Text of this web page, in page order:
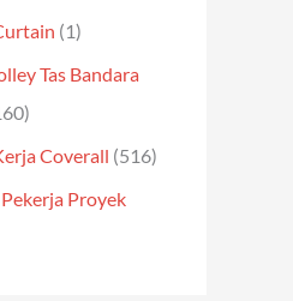
(1)
Tas Bandara
Coverall (516)
Proyek